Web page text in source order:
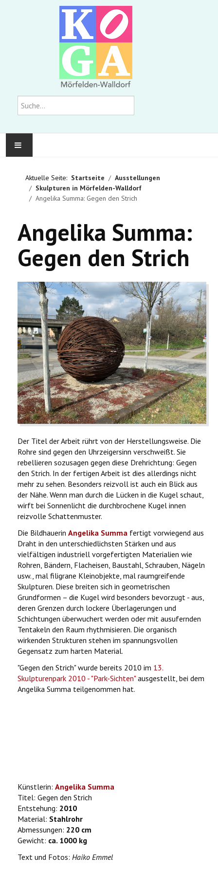
Suchen
AUSSTELLUNGEN
Aktuelle Seite: Startseite
Ausstellungen
Skulpturen in Mörfelden-Walldorf
Angelika Summa: Gegen den Strich
Angelika Summa:
Gegen den Strich
Der Titel der Arbeit rührt von der Herstellungsweise. Die
Rohre sind gegen den Uhrzeigersinn verschweißt. Sie
rebellieren sozusagen gegen diese Drehrichtung: Gegen
den Strich. In der fertigen Arbeit ist dies allerdings nicht
mehr zu sehen. Besonders reizvoll ist auch ein Blick aus
der Nähe. Wenn man durch die Lücken in die Kugel schaut,
wirft bei Sonnenlicht die durchbrochene Kugel innen
reizvolle Schattenmuster.
Die Bildhauerin Angelika Summa fertigt vorwiegend aus
Draht in den unterschiedlichsten Stärken und aus
vielfältigen industriell vorgefertigten Materialien wie
Rohren, Bändern, Flacheisen, Baustahl, Schrauben, Nägeln
usw., mal filigrane Kleinobjekte, mal raumgreifende
Skulpturen. Diese breiten sich in geometrischen
Grundformen – die Kugel wird besonders bevorzugt - aus,
deren Grenzen durch lockere Überlagerungen und
Schichtungen überwuchert werden oder mit ausufernden
Tentakeln den Raum rhythmisieren. Die organisch
wirkenden Strukturen stehen im spannungsvollen
Gegensatz zum harten Material.
"Gegen den Strich" wurde bereits 2010 im 13.
Skulpturenpark 2010 - "Park-Sichten"ausgestellt, bei dem
Angelika Summa teilgenommen hat.
Künstlerin: Angelika Summa
Titel: Gegen den Strich
Entstehung: 2010
Material: Stahlrohr
Abmessungen: 220 cm
Gewicht: ca. 1000 kg
Text und Fotos: Haiko Emmel